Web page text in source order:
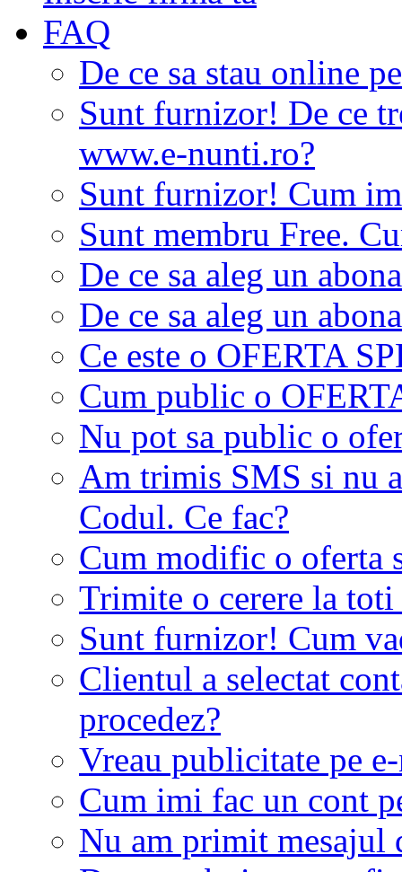
FAQ
De ce sa stau online
Sunt furnizor! De ce
www.e-nunti.ro?
Sunt furnizor! Cum
Sunt membru Free.
De ce sa aleg un
De ce sa aleg un
Ce este o OFERTA
Cum public o
Nu pot sa public o
Am trimis SMS si nu
Codul. Ce fac?
Cum modific o oferta
Trimite o cerere la
Sunt furnizor! Cum
Clientul a selectat
procedez?
Vreau publicitate pe
Cum imi fac un cont
Nu am primit mesajul